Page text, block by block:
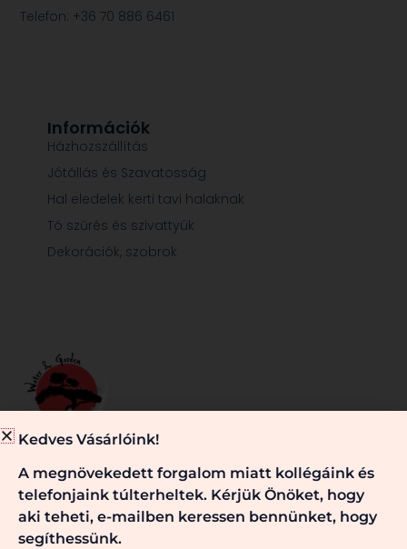
szükséges, nálunk megtalálható. Kérje véleményünket,
szaktanácsainkat! Keressen bennünket!
Információk
Házhozszállítás
Jótállás és Szavatosság
Hal eledelek kerti tavi halaknak
Tó szűrés és szivattyúk
Dekorációk, szobrok
Telefon: +36 70 886 6461
Kedves Vásárlóink!
A megnövekedett forgalom miatt kollégáink és
telefonjaink túlterheltek. Kérjük Önöket, hogy
aki teheti, e-mailben keressen bennünket, hogy
segíthessünk.